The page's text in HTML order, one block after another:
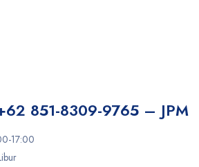
851-8309-9765 – JPM
17:00